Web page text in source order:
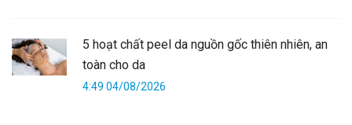
5 hoạt chất peel da nguồn gốc thiên nhiên, an
toàn cho da
4:49 04/08/2026